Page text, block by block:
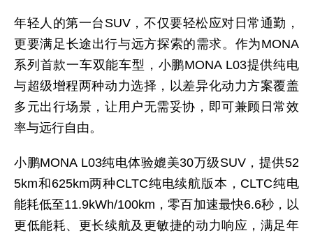
年轻人的第一台SUV，不仅要轻松应对日常通勤，
更要满足长途出行与远方探索的需求。作为MONA
系列首款一车双能车型，小鹏MONA L03提供纯电
与超级增程两种动力选择，以差异化动力方案覆盖
多元出行场景，让用户无需妥协，即可兼顾日常效
率与远行自由。
小鹏MONA L03纯电体验媲美30万级SUV，提供52
5km和625km两种CLTC纯电续航版本，CLTC纯电
能耗低至11.9kWh/100km，零百加速最快6.6秒，以
更低能耗、更长续航及更敏捷的动力响应，满足年